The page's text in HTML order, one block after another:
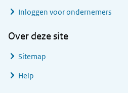
Inloggen voor ondernemers
Over deze site
Sitemap
Help